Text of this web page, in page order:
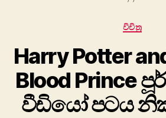
විචිත්‍ර
Harry Potter
Blood Prince
වීඩි‍යෝ පටය